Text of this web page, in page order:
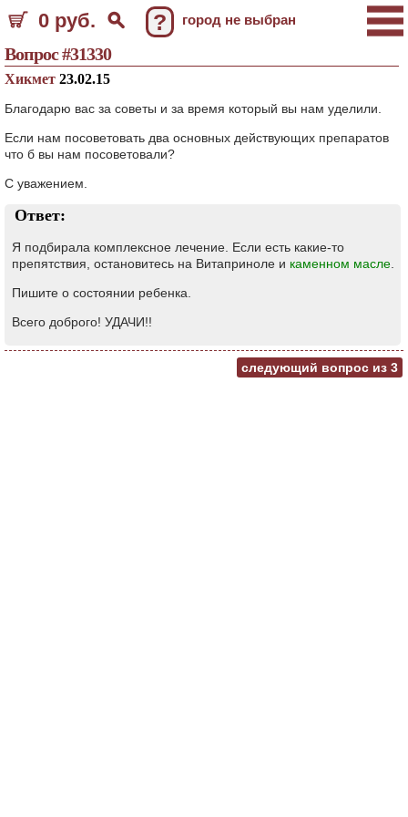
0 руб. ? город не выбран
Вопрос #31330
Хикмет 23.02.15
Благодарю вас за советы и за время который вы нам уделили.
Если нам посоветовать два основных действующих препаратов
что б вы нам посоветовали?
С уважением.
Ответ:
Я подбирала комплексное лечение. Если есть какие-то
препятствия, остановитесь на Витаприноле и каменном масле
Пишите о состоянии ребенка.
Всего доброго! УДАЧИ!!
следующий вопрос из 3